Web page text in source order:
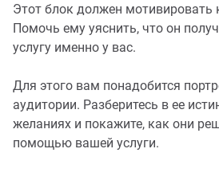
Этот блок должен мотивировать
Помочь ему уяснить, что он
услугу именно у вас.
Для этого вам понадобится
аудитории. Разберитесь в ее
желаниях и покажите, как они
помощью вашей услуги.